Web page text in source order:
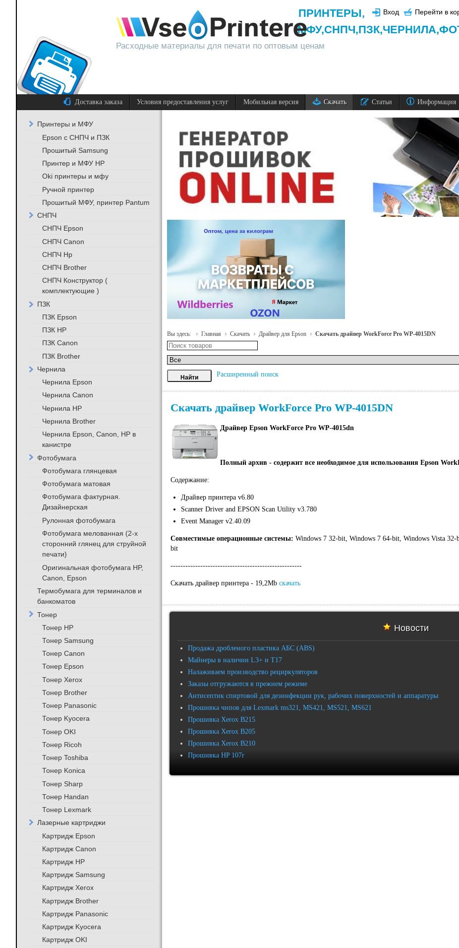
Расходные материалы для печати по оптовым ценам
Вход Перейти в
ПРИНТЕРЫ,
МФУ,СНПЧ,ПЗК,ЧЕРНИЛА,
Доставка заказа Условия предоставления услуг Мобильная версия Скачать Статьи Информация
Вы здесь: Главная Скачать Драйвер для Epson Скачать драйвер WorkForce Pro WP-4015DN
Расширенный поиск
Скачать драйвер WorkForce Pro WP-4015DN
Драйвер Epson WorkForce Pro WP-4015dn
Полный архив - содержит все необходимое для использования Epson
Содержание:
Драйвер принтера v6.80
Scanner Driver and EPSON Scan Utility v3.780
Event Manager v2.40.09
Совместимые операционные системы: Windows 7 32-bit, Windows 7 64-bit, Windows Vista
bit
-----------------------------------------------------
Скачать драйвер принтера - 19,2Mb скачать
Новости
Продажа дробленого пластика АБС (ABS)
Майнеры в наличии L3+ и T17
Налаживаем производство рециркуляторов
Заказы отгружаются в прежнем режиме
Антисептик спиртовой для дезинфекции рук, рабочих поверхностей и аппаратуры
Прошивка чипов для Lexmark ms321, MS421, MS521, MS621
Прошивка Xerox B215
Прошивка Xerox B205
Прошивка Xerox B210
Прошивка HP 107r
Принтеры и МФУ
Epson с СНПЧ и ПЗК
Прошитый Samsung
Принтер и МФУ HP
Oki принтеры и мфу
Ручной принтер
Прошитый МФУ, принтер Pantum
СНПЧ
СНПЧ Epson
СНПЧ Canon
СНПЧ Hp
СНПЧ Brother
СНПЧ Конструктор (
комплектующие )
ПЗК
ПЗК Epson
ПЗК HP
ПЗК Canon
ПЗК Brother
Чернила
Чернила Epson
Чернила Canon
Чернила HP
Чернила Brother
Чернила Epson, Canon, HP в
канистре
Фотобумага
Фотобумага глянцевая
Фотобумага матовая
Фотобумага фактурная.
Дизайнерская
Рулонная фотобумага
Фотобумага мелованная (2-х
сторонний глянец для струйной
печати)
Оригинальная фотобумага HP,
Canon, Epson
Термобумага для терминалов и
банкоматов
Тонер
Тонер HP
Тонер Samsung
Тонер Canon
Тонер Epson
Тонер Xerox
Тонер Brother
Тонер Panasonic
Тонер Kyocera
Тонер OKI
Тонер Ricoh
Тонер Toshiba
Тонер Konica
Тонер Sharp
Тонер Handan
Тонер Lexmark
Лазерные картриджи
Картридж Epson
Картридж Canon
Картридж HP
Картридж Samsung
Картридж Xerox
Картридж Brother
Картридж Panasonic
Картридж Kyocera
Картридж OKI